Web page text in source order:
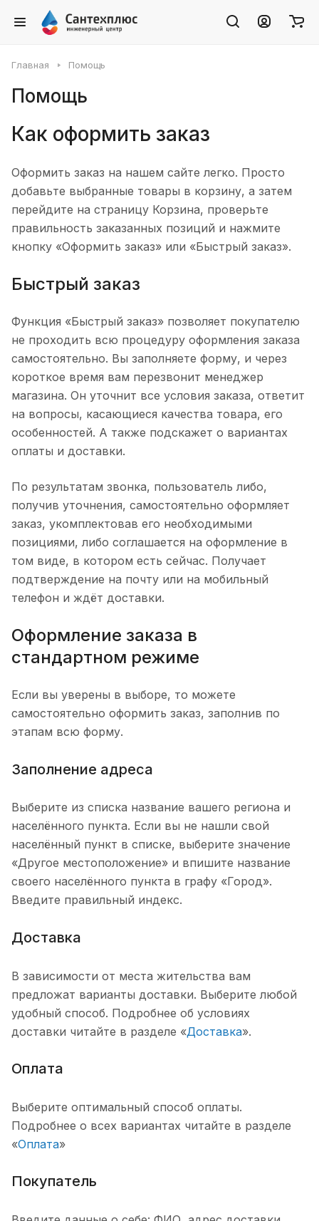
Главная Помощь
Помощь
Как оформить заказ
Оформить заказ на нашем сайте легко. Просто
добавьте выбранные товары в корзину, а затем
перейдите на страницу Корзина, проверьте
правильность заказанных позиций и нажмите
кнопку «Оформить заказ» или «Быстрый заказ».
Быстрый заказ
Функция «Быстрый заказ» позволяет покупателю
не проходить всю процедуру оформления заказа
самостоятельно. Вы заполняете форму, и через
короткое время вам перезвонит менеджер
магазина. Он уточнит все условия заказа, ответит
на вопросы, касающиеся качества товара, его
особенностей. А также подскажет о вариантах
оплаты и доставки.
По результатам звонка, пользователь либо,
получив уточнения, самостоятельно оформляет
заказ, укомплектовав его необходимыми
позициями, либо соглашается на оформление в
том виде, в котором есть сейчас. Получает
подтверждение на почту или на мобильный
телефон и ждёт доставки.
Оформление заказа в
стандартном режиме
Если вы уверены в выборе, то можете
самостоятельно оформить заказ, заполнив по
этапам всю форму.
Заполнение адреса
Выберите из списка название вашего региона и
населённого пункта. Если вы не нашли свой
населённый пункт в списке, выберите значение
«Другое местоположение» и впишите название
своего населённого пункта в графу «Город».
Введите правильный индекс.
Доставка
В зависимости от места жительства вам
предложат варианты доставки. Выберите любой
удобный способ. Подробнее об условиях
доставки читайте в разделе «Доставка».
Оплата
Выберите оптимальный способ оплаты.
Подробнее о всех вариантах читайте в разделе
«Оплата»
Покупатель